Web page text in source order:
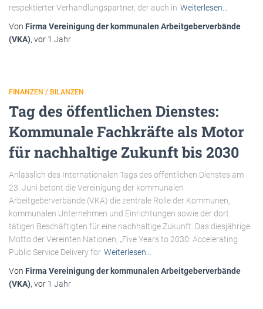
respektierter Verhandlungspartner, der auch in Weiterlesen…
Von Firma Vereinigung der kommunalen Arbeitgeberverbände
(VKA), vor 1 Jahr
FINANZEN / BILANZEN
Tag des öffentlichen Dienstes:
Kommunale Fachkräfte als Motor
für nachhaltige Zukunft bis 2030
Anlässlich des Internationalen Tags des öffentlichen Dienstes am
23. Juni betont die Vereinigung der kommunalen
Arbeitgeberverbände (VKA) die zentrale Rolle der Kommunen,
kommunalen Unternehmen und Einrichtungen sowie der dort
tätigen Beschäftigten für eine nachhaltige Zukunft. Das diesjährige
Motto der Vereinten Nationen, „Five Years to 2030: Accelerating
Public Service Delivery for Weiterlesen…
Von Firma Vereinigung der kommunalen Arbeitgeberverbände
(VKA), vor 1 Jahr